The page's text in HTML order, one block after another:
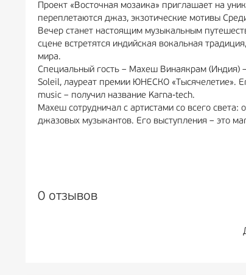
Проект «Восточная мозаика» приглашает на
переплетаются джаз, экзотические мотивы
Вечер станет настоящим музыкальным
сцене встретятся индийская вокальная
мира.
Специальный гость – Махеш Винаякрам (Индия)
Soleil, лауреат премии ЮНЕСКО «Тысячелетие».
music – получил название Karna-tech.
Махеш сотрудничал с артистами со всего света:
джазовых музыкантов. Его выступления – это
0 отзывов